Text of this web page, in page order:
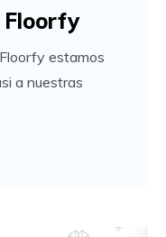
Floorfy
estamos
a nuestras